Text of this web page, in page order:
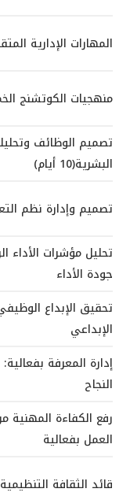
المهارات الإدارية
منهجيات الكوتشنج
تصميم الوظائف
البشرية(10 أيام)
تصميم وإدارة نظم
تحليل مؤشرات الأداء
جودة الأداء
تحقيق الإبداع
الإبداعي
إدارة المعرفة
النجاح
رفع الكفاءة
العمل بفعالية
قائد الثقافة